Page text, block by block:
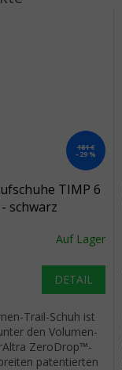
181 €
–29 %
TIMP 6
schwarz
Auf Lager
DETAIL
Trail-Schuh ist
den Volumen-
ZeroDrop™-
patentierten